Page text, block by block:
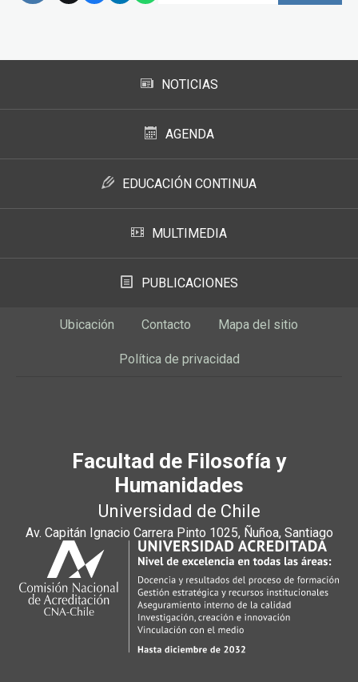
NOTICIAS
AGENDA
EDUCACIÓN CONTINUA
MULTIMEDIA
PUBLICACIONES
Ubicación Contacto Mapa del sitio
Política de privacidad
Facultad de Filosofía y
Humanidades
Universidad de Chile
Av. Capitán Ignacio Carrera Pinto 1025, Ñuñoa, Santiago